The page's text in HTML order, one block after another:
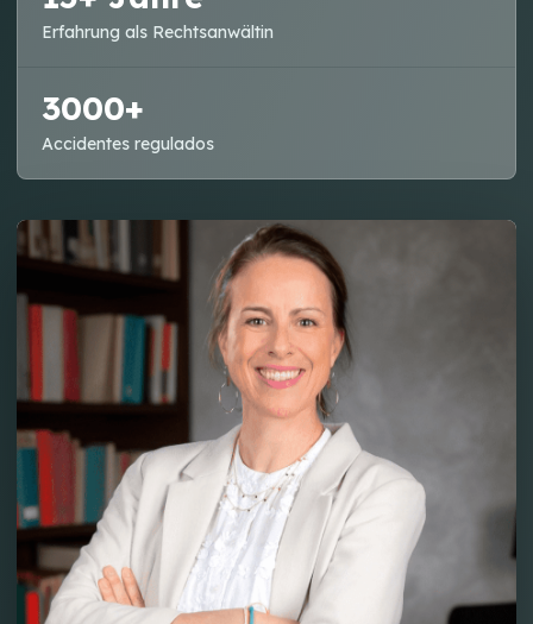
Erfahrung als Rechtsanwältin
3000+
Accidentes regulados